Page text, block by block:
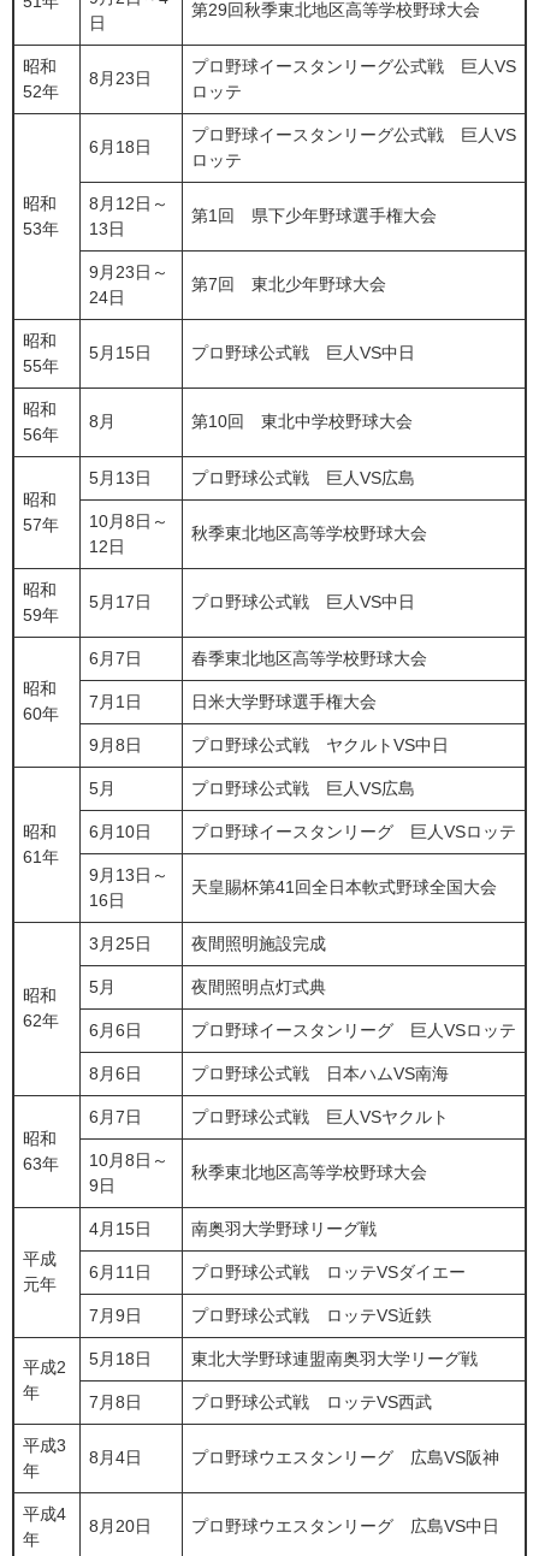
日
第29回秋季東北地区高等学校野球大会
昭和
52年
8月23日
プロ野球イースタンリーグ公式戦 巨人VS
ロッテ
昭和
53年
6月18日
プロ野球イースタンリーグ公式戦 巨人VS
ロッテ
8月12日～
13日
第1回 県下少年野球選手権大会
9月23日～
24日
第7回 東北少年野球大会
昭和
55年
5月15日 プロ野球公式戦 巨人VS中日
昭和
56年
8月 第10回 東北中学校野球大会
昭和
57年
5月13日 プロ野球公式戦 巨人VS広島
10月8日～
12日
秋季東北地区高等学校野球大会
昭和
59年
5月17日 プロ野球公式戦 巨人VS中日
昭和
60年
6月7日 春季東北地区高等学校野球大会
7月1日 日米大学野球選手権大会
9月8日 プロ野球公式戦 ヤクルトVS中日
昭和
61年
5月 プロ野球公式戦 巨人VS広島
6月10日 プロ野球イースタンリーグ 巨人VSロッテ
9月13日～
16日
天皇賜杯第41回全日本軟式野球全国大会
昭和
62年
3月25日 夜間照明施設完成
5月 夜間照明点灯式典
6月6日 プロ野球イースタンリーグ 巨人VSロッテ
8月6日 プロ野球公式戦 日本ハムVS南海
昭和
63年
6月7日 プロ野球公式戦 巨人VSヤクルト
10月8日～
9日
秋季東北地区高等学校野球大会
平成
元年
4月15日 南奥羽大学野球リーグ戦
6月11日 プロ野球公式戦 ロッテVSダイエー
7月9日 プロ野球公式戦 ロッテVS近鉄
平成2
年
5月18日 東北大学野球連盟南奥羽大学リーグ戦
7月8日 プロ野球公式戦 ロッテVS西武
平成3
年
8月4日 プロ野球ウエスタンリーグ 広島VS阪神
平成4
年
8月20日 プロ野球ウエスタンリーグ 広島VS中日